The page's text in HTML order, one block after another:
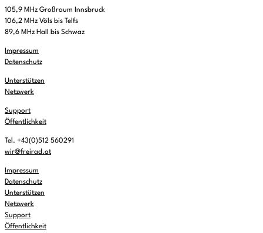
105,9 MHz Großraum Innsbruck
106,2 MHz Völs bis Telfs
89,6 MHz Hall bis Schwaz
Impressum
Datenschutz
Unterstützen
Netzwerk
Support
Öffentlichkeit
Tel. +43(0)512 560291
wir@freirad.at
Impressum
Datenschutz
Unterstützen
Netzwerk
Support
Öffentlichkeit